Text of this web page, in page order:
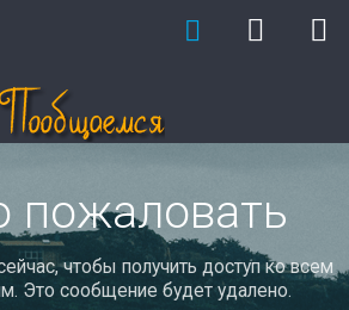
пожаловать
чтобы получить доступ ко всем
Это сообщение будет удалено.